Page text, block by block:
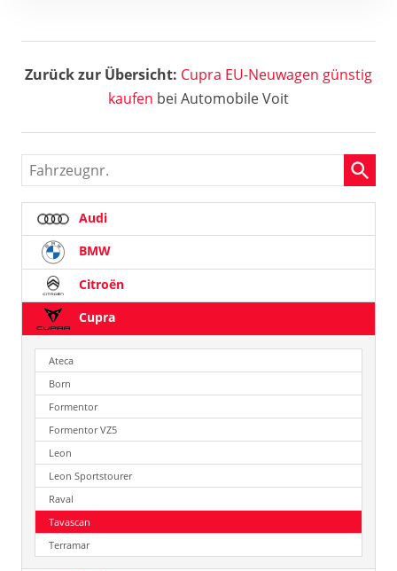
Zurück zur Übersicht: Cupra EU-Neuwagen günstig
kaufen bei Automobile Voit
Fahrzeugnr.
Audi
BMW
Citroën
Cupra
Ateca
Born
Formentor
Formentor VZ5
Leon
Leon Sportstourer
Raval
Tavascan
Terramar